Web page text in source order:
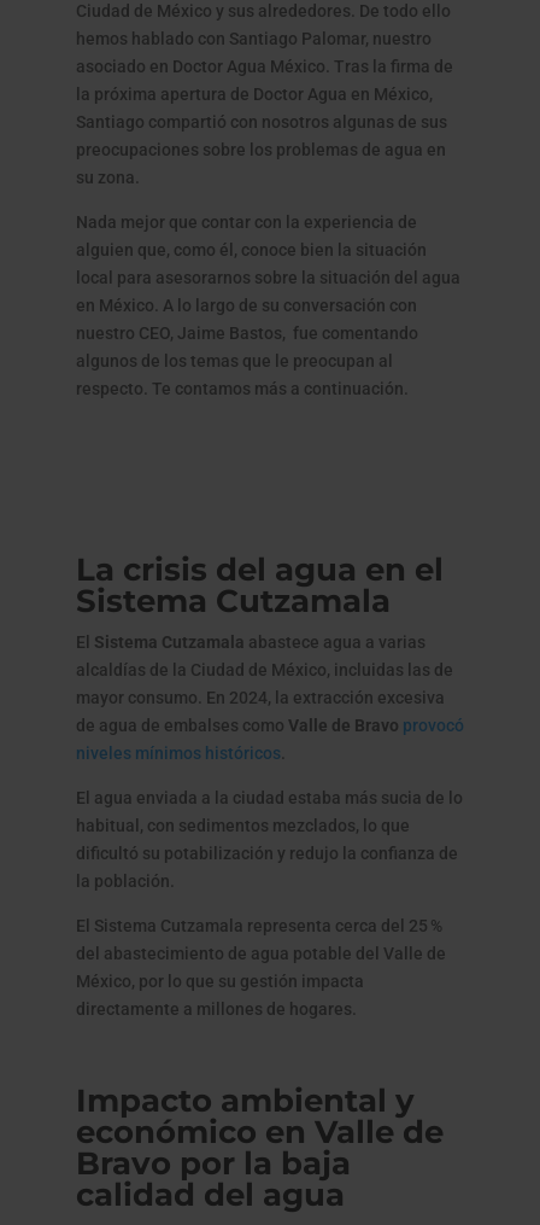
Ciudad de México y sus alrededores. De todo ello
hemos hablado con Santiago Palomar, nuestro
asociado en Doctor Agua México. Tras la firma de
la próxima apertura de Doctor Agua en México,
Santiago compartió con nosotros algunas de sus
preocupaciones sobre los problemas de agua en
su zona.
Nada mejor que contar con la experiencia de
alguien que, como él, conoce bien la situación
local para asesorarnos sobre la situación del agua
en México. A lo largo de su conversación con
nuestro CEO, Jaime Bastos, fue comentando
algunos de los temas que le preocupan al
respecto. Te contamos más a continuación.
La crisis del agua en el
Sistema Cutzamala
El Sistema Cutzamala abastece agua a varias
alcaldías de la Ciudad de México, incluidas las de
mayor consumo. En 2024, la extracción excesiva
de agua de embalses como Valle de Bravo provocó
niveles mínimos históricos.
El agua enviada a la ciudad estaba más sucia de lo
habitual, con sedimentos mezclados, lo que
dificultó su potabilización y redujo la confianza de
la población.
El Sistema Cutzamala representa cerca del 25 %
del abastecimiento de agua potable del Valle de
México, por lo que su gestión impacta
directamente a millones de hogares.
Impacto ambiental y
económico en Valle de
Bravo por la baja
calidad del agua